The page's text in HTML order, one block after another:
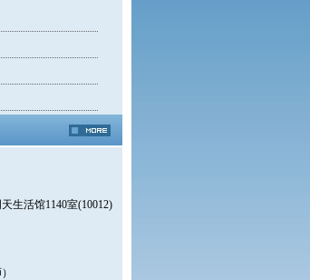
生活馆1140室(10012)